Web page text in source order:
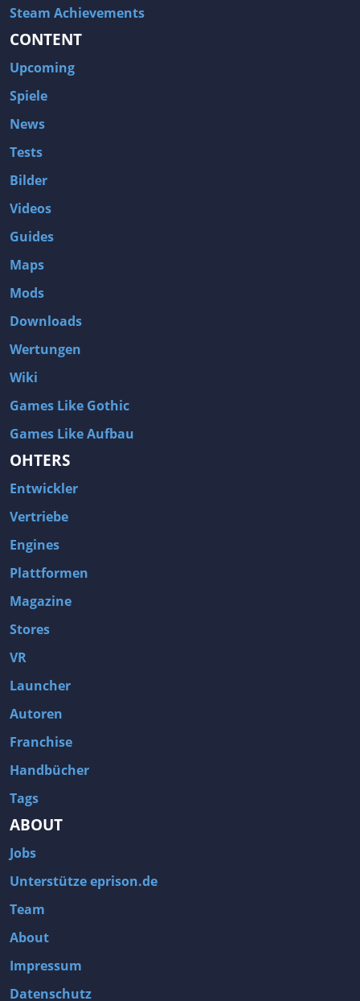
Steam Achievements
CONTENT
Upcoming
Spiele
News
Tests
Bilder
Videos
Guides
Maps
Mods
Downloads
Wertungen
Wiki
Games Like Gothic
Games Like Aufbau
OHTERS
Entwickler
Vertriebe
Engines
Plattformen
Magazine
Stores
VR
Launcher
Autoren
Franchise
Handbücher
Tags
ABOUT
Jobs
Unterstütze eprison.de
Team
About
Impressum
Datenschutz